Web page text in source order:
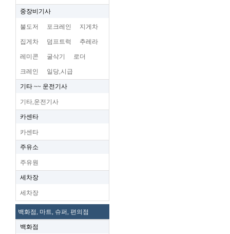
중장비기사
불도저 포크레인 지게차
집게차 덤프트럭 추레라
레미콘 굴삭기 로더
크레인 일당,시급
기타 ~~ 운전기사
기타,운전기사
카센타
카센타
주유소
주유원
세차장
세차장
백화점, 마트, 슈퍼, 편의점
백화점